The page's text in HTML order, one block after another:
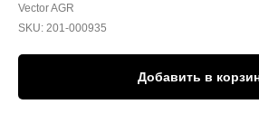
Vector AGR
SKU: 201-000935
Добавить в